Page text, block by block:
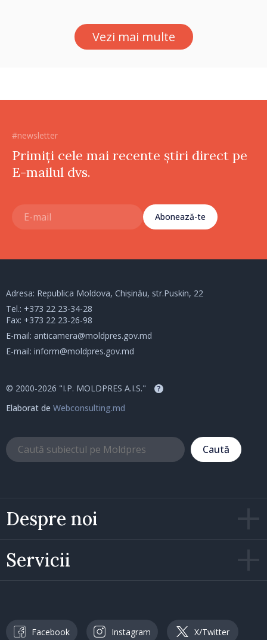
Vezi mai multe
#newsletter
Primiți cele mai recente știri direct pe
E-mailul dvs.
Abonează-te
Despre noi
Servicii
Adresa: Republica Moldova, Chișinău, str.Puskin, 22
Tel.: +373 22 23-34-28
Fax: +373 22 23-26-98
E-mail: anticamera@moldpres.gov.md
E-mail: inform@moldpres.gov.md
© 2000-2026 "I.P. MOLDPRES A.I.S." ?
Elaborat de Webconsulting.md
Caută
Facebook Instagram X/Twitter